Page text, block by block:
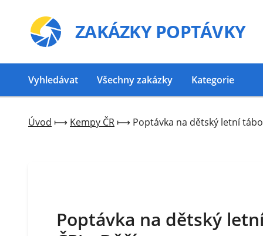
ZAKÁZKY POPTÁVKY
Vyhledávat Všechny zakázky Kategorie
Úvod ⟼ Kempy ČR ⟼ Poptávka na dětský letní
Poptávka na dětský